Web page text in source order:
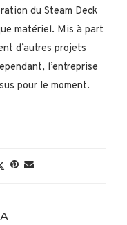
du Steam Deck
matériel. Mis à part
d’autres projets
l’entreprise
pour le moment.